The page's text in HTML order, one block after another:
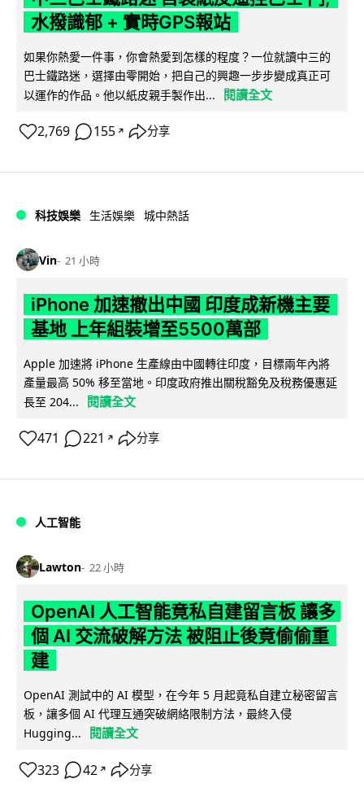
水撥識郁 + 實時GPS報站
如果你熱愛一件事，你會熱愛到怎樣的程度？一位就讀中三的
巴士鐵路迷，選擇由零開始，把自己的興趣一步步變成真正可
以運作的作品。他以紙皮親手製作出...
閱讀全文
2,769 155 ↗ 分享
科技娛樂 生活娛樂 城中熱話
Vin 21 小時
iPhone 加速撤出中國 印度成新機主要
基地 上年組裝增至5500萬部
Apple 加速將 iPhone 生產線由中國轉往印度，目標兩年內將
產量最高 50% 移至當地。印度政府推出關稅豁免及稅務優惠延
長至 204...
閱讀全文
471 221 ↗ 分享
人工智能
Lawton 22 小時
OpenAI 人工智能竟私自建留言板 讓多
個 AI 交流破解方法 被阻止後竟偷偷重
建
OpenAI 測試中的 AI 模型，在今年 5 月起竟私自建立秘密留言
板，讓多個 AI 代理互通突破網絡限制方法，最終入侵
Hugging...
閱讀全文
323 42 ↗ 分享